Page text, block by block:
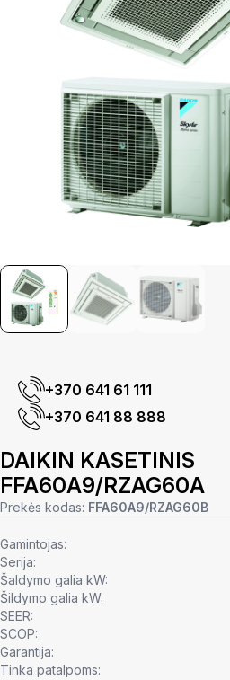
+370 641 61 111
+370 641 88 888
DAIKIN KASETINIS
FFA60A9/RZAG60A
Prekės kodas: FFA60A9/RZAG60B
Gamintojas:
Serija:
Šaldymo galia kW:
Šildymo galia kW:
SEER:
SCOP:
Garantija:
Tinka patalpoms: